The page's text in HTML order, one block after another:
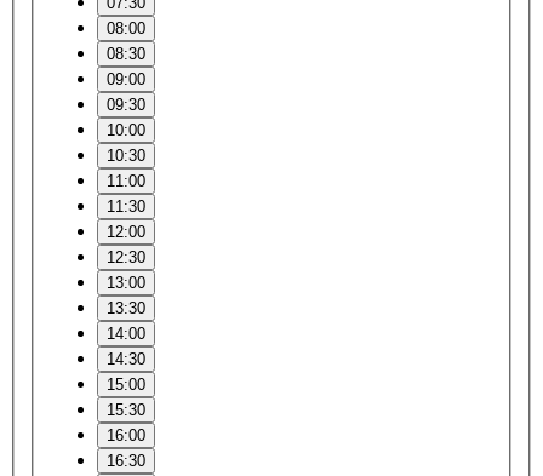
08:00
08:30
09:00
09:30
10:00
10:30
11:00
11:30
12:00
12:30
13:00
13:30
14:00
14:30
15:00
15:30
16:00
16:30